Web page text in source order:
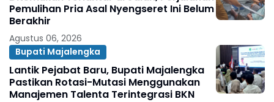
Pemulihan Pria Asal Nyengseret Ini Belum
Berakhir
Agustus 06, 2026
Bupati Majalengka
Lantik Pejabat Baru, Bupati Majalengka
Pastikan Rotasi-Mutasi Menggunakan
Manajemen Talenta Terintegrasi BKN